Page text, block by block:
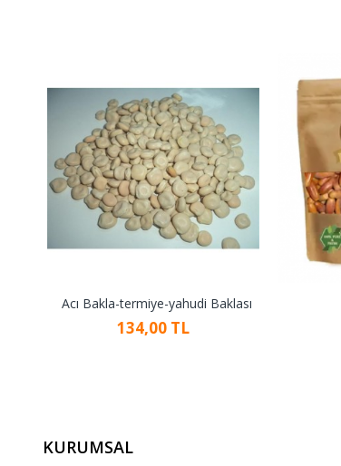
Acı Bakla-termiye-yahudi Baklası
134,00 TL
KURUMSAL